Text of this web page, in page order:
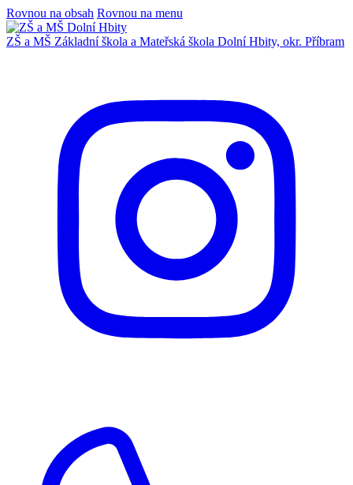
Rovnou na obsah Rovnou na menu
ZŠ a MŠ Základní škola a Mateřská škola Dolní Hbity, okr. Příbram